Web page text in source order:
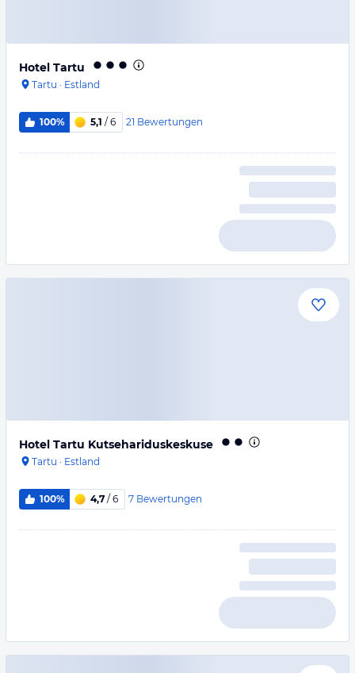
Hotel Tartu
Tartu · Estland
100% 5,1 / 6 21 Bewertungen
Hotel Tartu Kutsehariduskeskuse
Tartu · Estland
100% 4,7 / 6 7 Bewertungen